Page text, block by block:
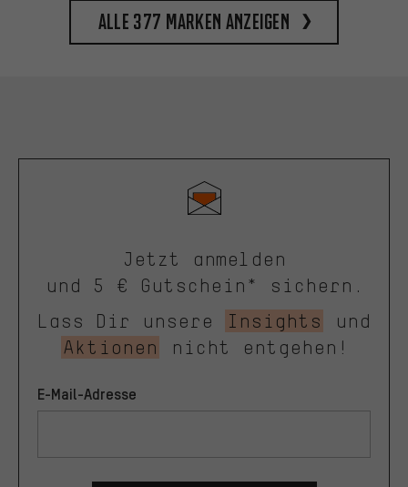
Alle 377 Marken anzeigen
Jetzt anmelden
und 5 € Gutschein* sichern.
Lass Dir unsere
Insights
und
Aktionen
nicht entgehen!
E-Mail-Adresse